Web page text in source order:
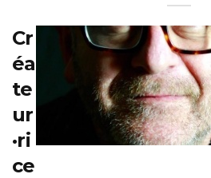
Cr
éa
te
ur
·ri
ce